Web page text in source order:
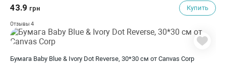
43.9 грн Купить
Отзывы 4
Бумага Baby Blue & Ivory Dot Reverse, 30*30 см от Canvas Corp